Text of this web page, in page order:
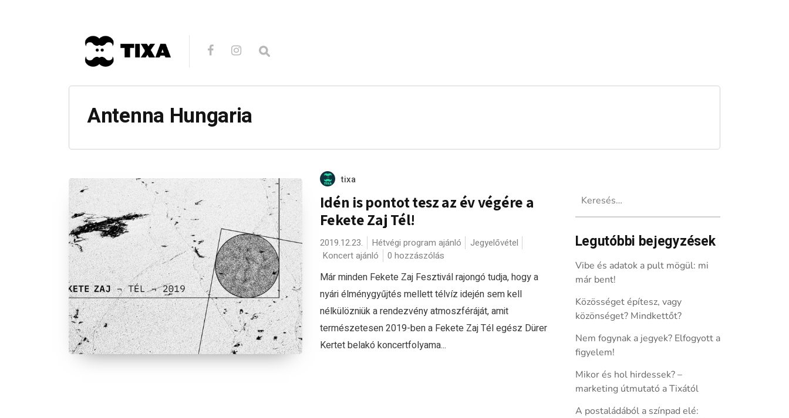
Antenna Hungaria
tixa
Idén is pontot tesz az év végére a
Fekete Zaj Tél!
2019.12.23. Hétvégi program ajánló
Jegyelővétel
Koncert ajánló
0 hozzászólás
Már minden Fekete Zaj Fesztivál rajongó tudja, hogy a
nyári élménygyűjtés mellett télvíz idején sem kell
nélkülözniük a rendezvény atmoszféráját, amit
természetesen 2019-ben a Fekete Zaj Tél egész Dürer
Kertet belakó koncertfolyama...
Legutóbbi bejegyzések
Vibe és adatok a pult mögül: mi
már bent!
Közösséget építesz, vagy
közönséget? Mindkettőt?
Nem fogynak a jegyek? Elfogyott a
figyelem!
Mikor és hol hirdessek? –
marketing útmutató a Tixától
A postaládából a színpad elé: